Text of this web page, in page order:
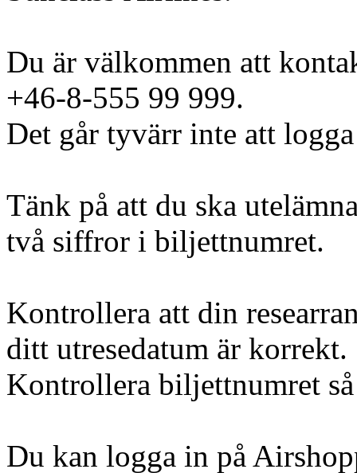
Du är välkommen att
+46-8-555 99 999.
Det går tyvärr inte att
Tänk på att du ska
två siffror i biljettnumret.
Kontrollera att din
ditt utresedatum är korrekt.
Kontrollera biljettnumret
Du kan logga in på